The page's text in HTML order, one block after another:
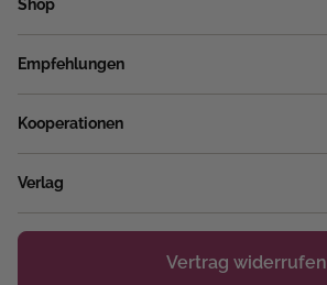
Shop
Empfehlungen
Kooperationen
Verlag
Vertrag widerrufen